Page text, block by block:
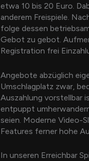
etwa 10 bis 20 Euro.
anderem Freispiele.
folge dessen
Gebot zu gebot.
Registration frei
Angebote abzüglich
Umschlagplatz zwar,
Auszahlung vorstellbar
entpuppt
seien. Moderne Video-
Features ferner hohe
In unseren Erreichbar